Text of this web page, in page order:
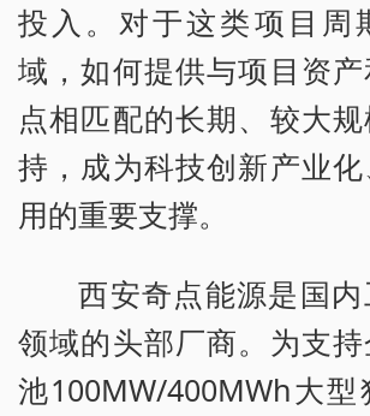
投入。对于这类项目周
域，如何提供与项目资
点相匹配的长期、较大
持，成为科技创新产业
用的重要支撑。
西安奇点能源是国
领域的头部厂商。为支
池100MW/400MWh大